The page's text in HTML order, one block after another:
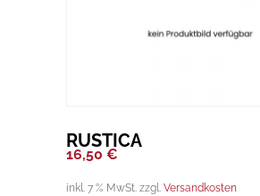
RUSTICA
16,50 €
inkl. 7 % MwSt. zzgl. Versandkosten